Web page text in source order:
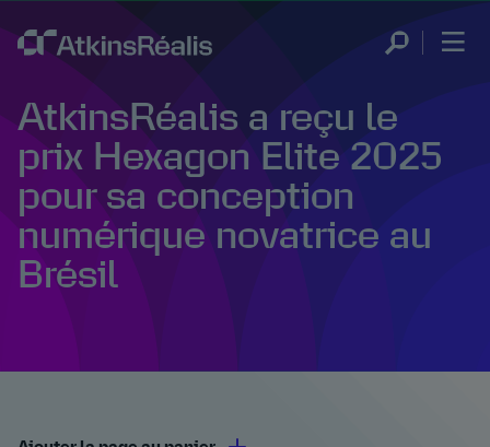
AtkinsRéalis a reçu le
prix Hexagon Elite 2025
pour sa conception
numérique novatrice au
Brésil